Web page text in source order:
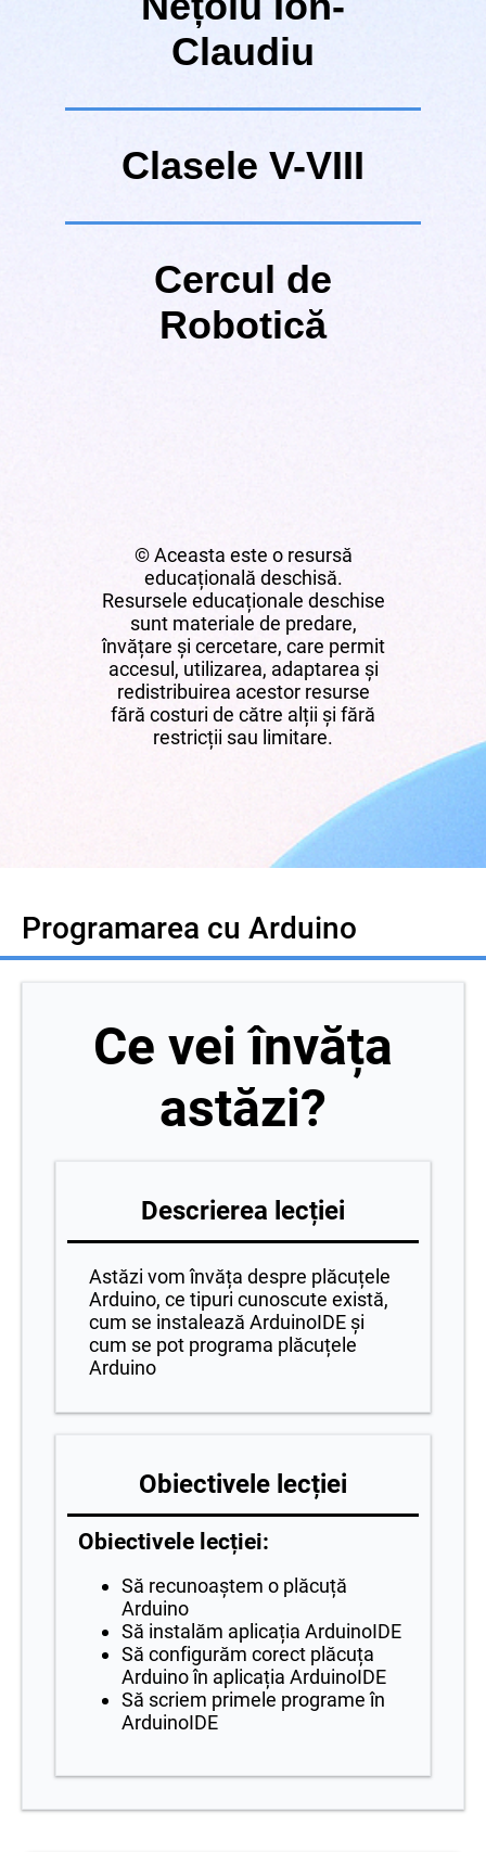
Claudiu
Clasele V-VIII
Cercul de
Robotică
© Aceasta este o resursă
educațională deschisă.
Resursele educaționale deschise
sunt materiale de predare,
învățare și cercetare, care permit
accesul, utilizarea, adaptarea și
redistribuirea acestor resurse
fără costuri de către alții și fără
restricții sau limitare.
Programarea cu Arduino
Ce vei învăța
astăzi?
Descrierea lecției
Astăzi vom învăța despre plăcuțele
Arduino, ce tipuri cunoscute există,
cum se instalează ArduinoIDE și
cum se pot programa plăcuțele
Arduino
Obiectivele lecției
Obiectivele lecției:
Să recunoaștem o plăcuță
Arduino
Să instalăm aplicația ArduinoIDE
Să configurăm corect plăcuța
Arduino în aplicația ArduinoIDE
Să scriem primele programe în
ArduinoIDE